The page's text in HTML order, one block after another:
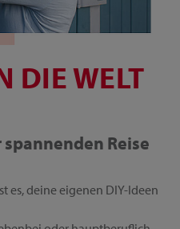
DIE WELT
Reise
es, deine eigenen DIY-Ideen